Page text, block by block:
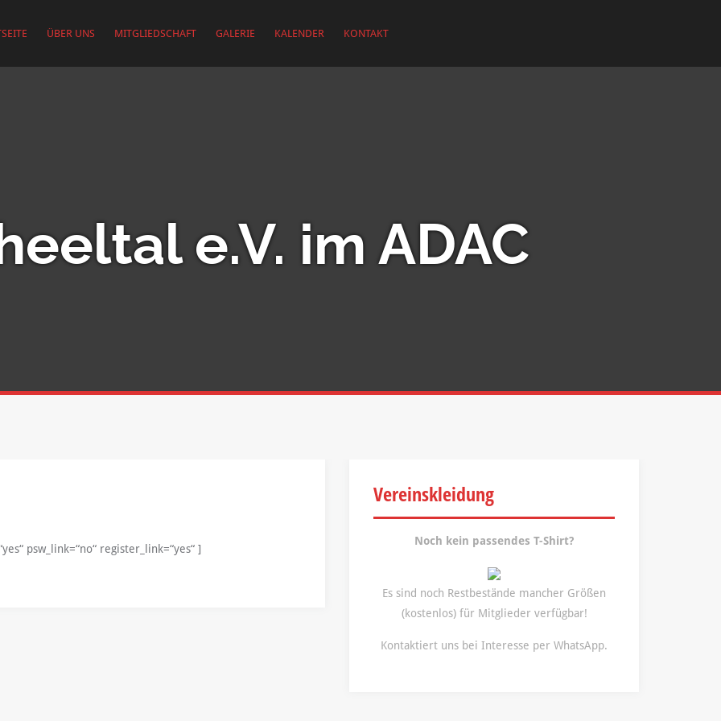
ÜBER UNS MITGLIEDSCHAFT GALERIE KALENDER KONTAKT
e.V. im ADAC
psw_link=“no“ register_link=“yes“ ]
Vereinskleidung
Noch kein passendes T-Shirt?
Es sind noch Restbestände mancher Größen
(kostenlos) für Mitglieder verfügbar!
Kontaktiert uns bei Interesse per WhatsApp.